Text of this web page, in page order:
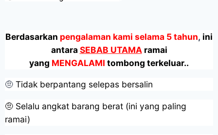
Berdasarkan pengalaman kami selama 5 tahun, ini
antara SEBAB UTAMA ramai
yang MENGALAMI tombong terkeluar..
🤨 Tidak berpantang selepas bersalin
🤨 Selalu angkat barang berat (ini yang paling
ramai)